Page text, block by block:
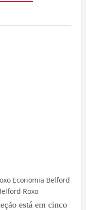
Economia Belford
Roxo
está em cinco